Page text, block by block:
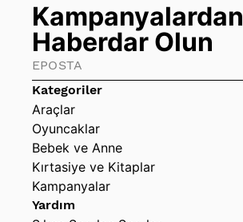
Kategoriler
Araçlar
Oyuncaklar
Bebek ve Anne
Kırtasiye ve Kitaplar
Kampanyalar
Yardım
Kampanyalardan
Haberdar Olun